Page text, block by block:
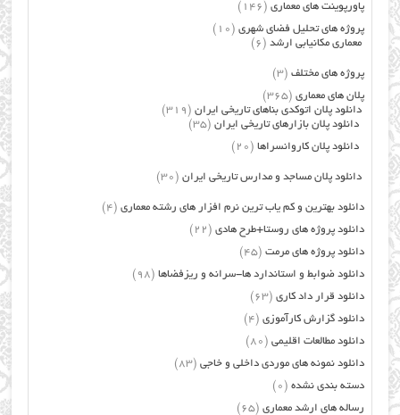
پاورپوینت های معماری (146)
پروژه های تحلیل فضای شهری (10)
معماری مکانیابی ارشد (6)
پروژه های مختلف (3)
پلان های معماری (365)
دانلود پلان اتوکدی بناهای تاریخی ایران (319)
دانلود پلان بازارهای تاریخی ایران (35)
دانلود پلان کاروانسراها (20)
دانلود پلان مساجد و مدارس تاریخی ایران (30)
دانلود بهترین و کم یاب ترین نرم افزار های رشته معماری (4)
دانلود پروژه های روستا+طرح هادی (22)
دانلود پروژه های مرمت (45)
دانلود ضوابط و استاندارد ها-سرانه و ریزفضاها (98)
دانلود قرار داد کاری (63)
دانلود گزارش کارآموزی (4)
دانلود مطالعات اقلیمی (80)
دانلود نمونه های موردی داخلی و خاجی (83)
دسته بندی نشده (0)
رساله های ارشد معماری (65)